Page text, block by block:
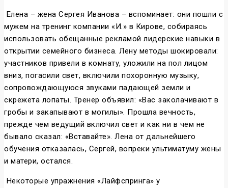
Елена – жена Сергея Иванова – вспоминает: они пошли с
мужем на тренинг компании «И.» в Кирове, собираясь
использовать обещанные рекламой лидерские навыки в
открытии семейного бизнеса. Лену методы шокировали:
участников привели в комнату, уложили на пол лицом
вниз, погасили свет, включили похоронную музыку,
сопровождающуюся звуками падающей земли и
скрежета лопаты. Тренер объявил: «Вас заколачивают в
гробы и закапывают в могилы». Прошла вечность,
прежде чем ведущий включил свет и как ни в чем не
бывало сказал: «Вставайте». Лена от дальнейшего
обучения отказалась, Сергей, вопреки ультиматуму жены
и матери, остался.
Некоторые упражнения «Лайфспринга» у